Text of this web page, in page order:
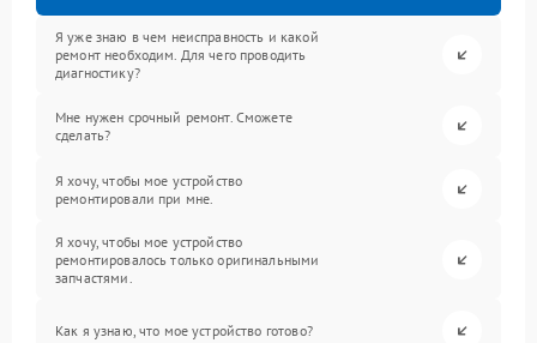
Я уже знаю в чем неисправность и какой
ремонт необходим. Для чего проводить
диагностику?
Мне нужен срочный ремонт. Сможете
сделать?
Я хочу, чтобы мое устройство
ремонтировали при мне.
Я хочу, чтобы мое устройство
ремонтировалось только оригинальными
запчастями.
Как я узнаю, что мое устройство готово?